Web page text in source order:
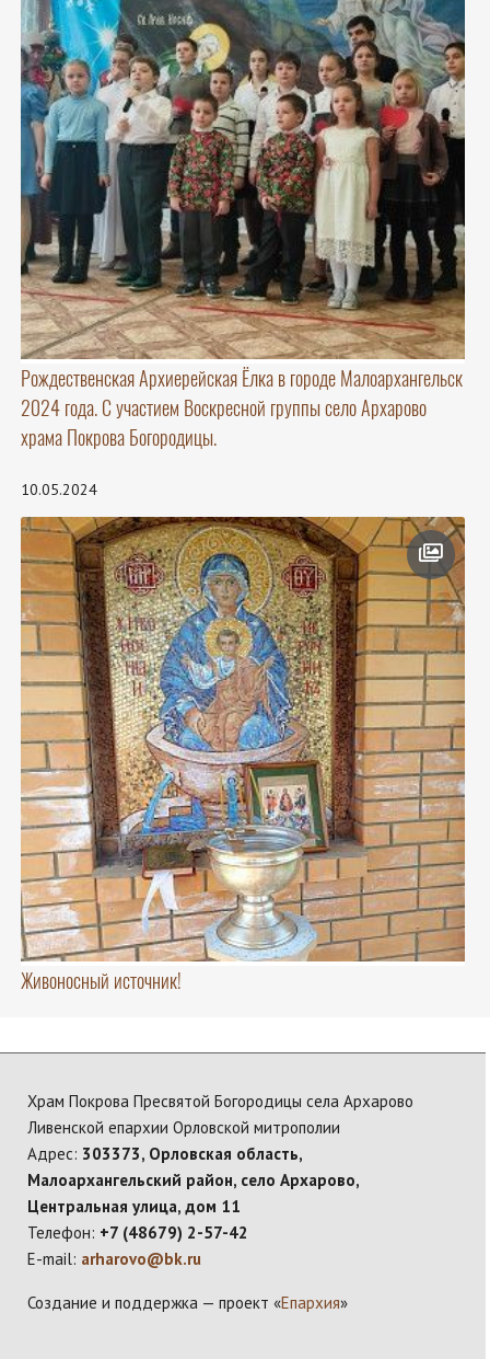
Рождественская Архиерейская Ёлка в городе Малоархангельск
2024 года. С участием Воскресной группы село Архарово
храма Покрова Богородицы.
10.05.2024
Живоносный источник!
Храм Покрова Пресвятой Богородицы села Архарово
Ливенской епархии Орловской митрополии
Адрес: 303373, Орловская область,
Малоархангельский район, село Архарово,
Центральная улица, дом 11
Телефон: +7 (48679) 2-57-42
E-mail: arharovo@bk.ru
Создание и поддержка — проект «Епархия»